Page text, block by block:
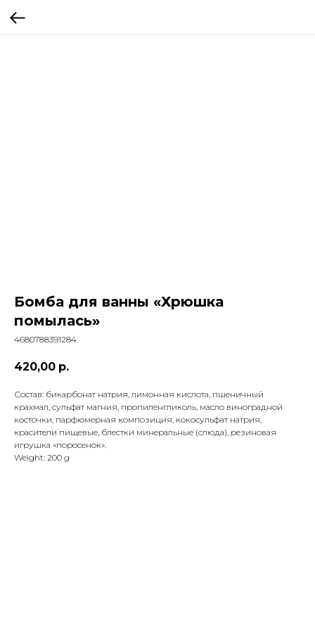
Бомба для ванны «Хрюшка
помылась»
4680788391284
420,00 р.
Состав: бикарбонат натрия, лимонная кислота, пшеничный
крахмал, сульфат магния, пропиленгликоль, масло виноградной
косточки, парфюмерная композиция, кокосульфат натрия,
красители пищевые, блестки минеральные (слюда), резиновая
игрушка «поросенок».
Weight: 200 g